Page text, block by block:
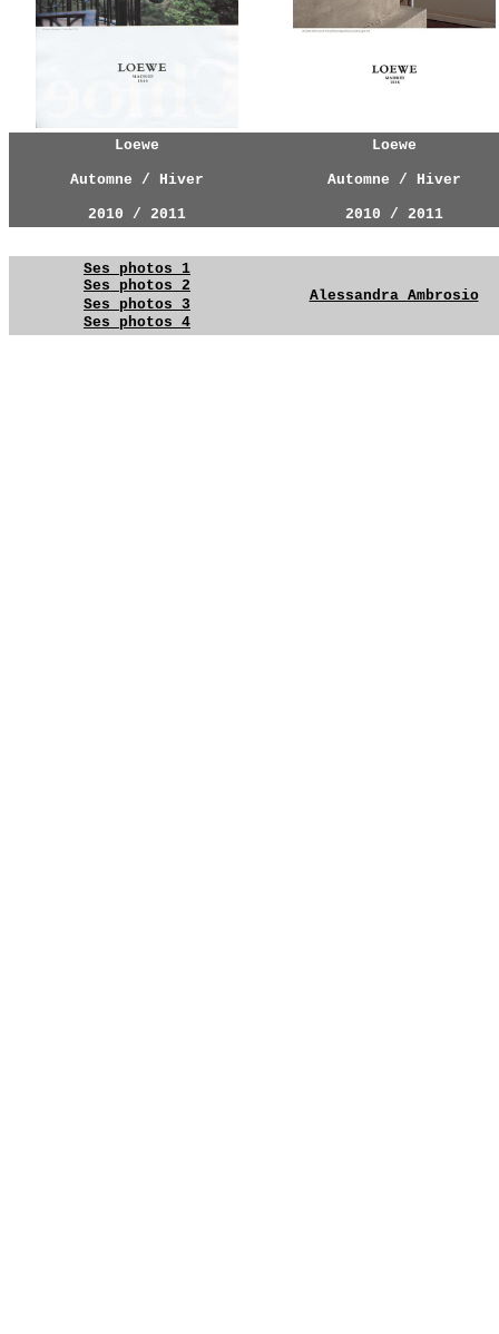
Loewe
Automne / Hiver
2010 / 2011
Loewe
Automne / Hiver
2010 / 2011
Ses photos 1
Ses photos 2
Ses photos 3
Ses photos 4
Alessandra Ambrosio